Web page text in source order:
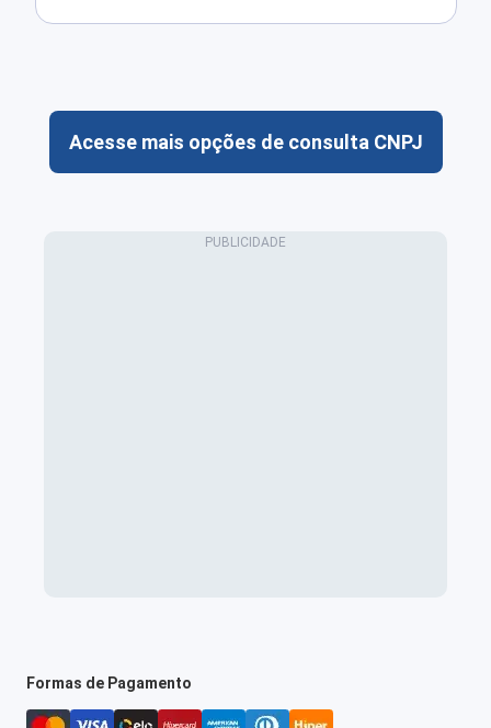
Acesse mais opções de consulta CNPJ
Formas de Pagamento